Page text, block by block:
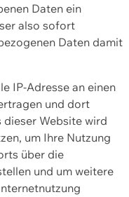
Daten ein
also sofort
Daten damit
IP-Adresse an einen
und dort
Website wird
um Ihre Nutzung
über die
und um weitere